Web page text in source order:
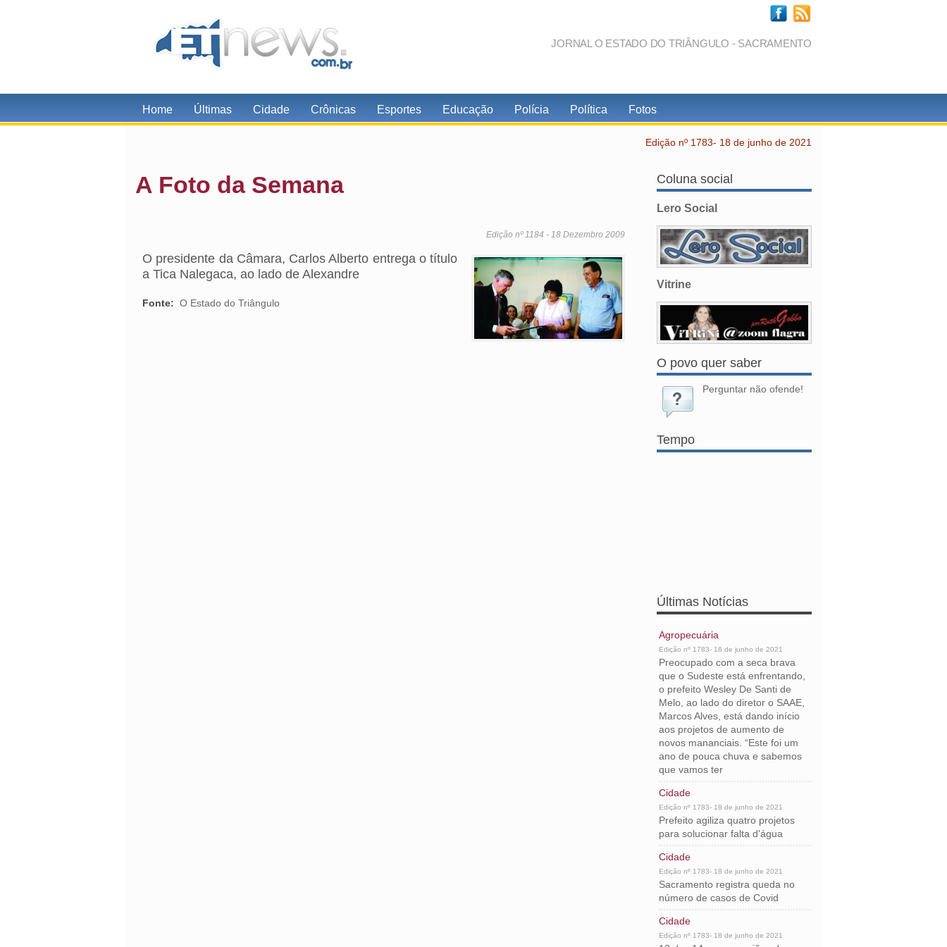
JORNAL O ESTADO DO TRIÂNGULO - SACRAMENTO
Home Últimas Cidade Crônicas Esportes Educação Polícia Política Fotos
Edição nº 1783- 18 de junho de 2021
A Foto da Semana
Edição nº 1184 - 18 Dezembro 2009
O presidente da Câmara, Carlos Alberto entrega o título
a Tica Nalegaca, ao lado de Alexandre
Fonte: O Estado do Triângulo
Coluna social
Lero Social
Vitrine
O povo quer saber
Perguntar não ofende!
Tempo
Últimas Notícias
Agropecuária
Edição nº 1783- 18 de junho de 2021
Preocupado com a seca brava
que o Sudeste está enfrentando,
o prefeito Wesley De Santi de
Melo, ao lado do diretor o SAAE,
Marcos Alves, está dando início
aos projetos de aumento de
novos mananciais. “Este foi um
ano de pouca chuva e sabemos
que vamos ter
Cidade
Edição nº 1783- 18 de junho de 2021
Prefeito agiliza quatro projetos
para solucionar falta d'água
Cidade
Edição nº 1783- 18 de junho de 2021
Sacramento registra queda no
número de casos de Covid
Cidade
Edição nº 1783- 18 de junho de 2021